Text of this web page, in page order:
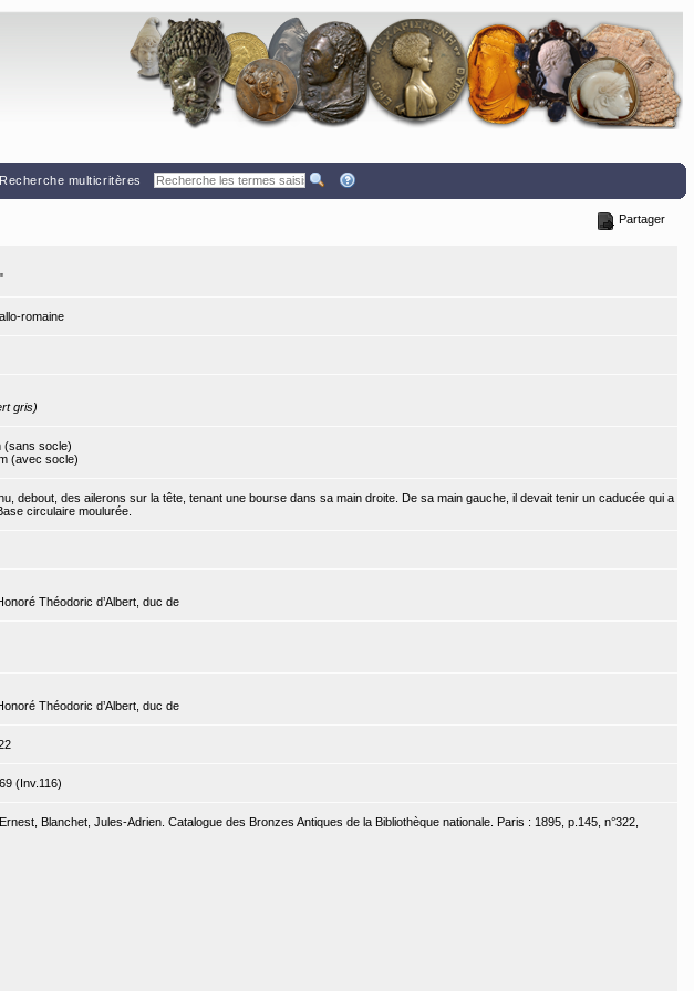
Recherche multicritères
Partager
romaine
gris)
(sans socle)
(avec socle)
debout, des ailerons sur la tête, tenant une bourse dans sa main droite. De sa main gauche, il devait tenir un caducée qui a
circulaire moulurée.
Théodoric d’Albert, duc de
Théodoric d’Albert, duc de
(Inv.116)
Blanchet, Jules-Adrien. Catalogue des Bronzes Antiques de la Bibliothèque nationale. Paris : 1895, p.145, n°322,